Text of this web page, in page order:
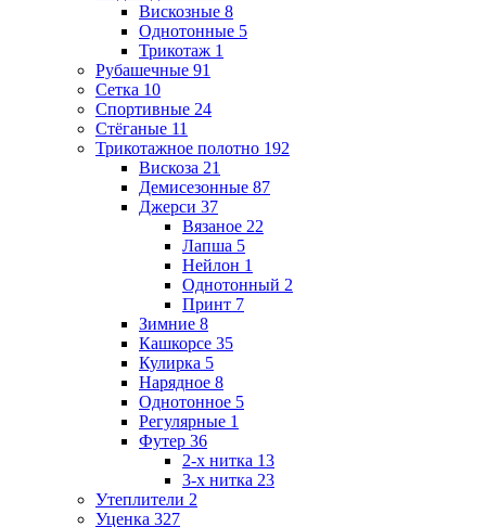
Вискозные 8
Однотонные 5
Трикотаж 1
Рубашечные 91
Сетка 10
Спортивные 24
Стёганые 11
Трикотажное полотно 192
Вискоза 21
Демисезонные 87
Джерси 37
Вязаное 22
Лапша 5
Нейлон 1
Однотонный 2
Принт 7
Зимние 8
Кашкорсе 35
Кулирка 5
Нарядное 8
Однотонное 5
Регулярные 1
Футер 36
2-х нитка 13
3-х нитка 23
Утеплители 2
Уценка 327